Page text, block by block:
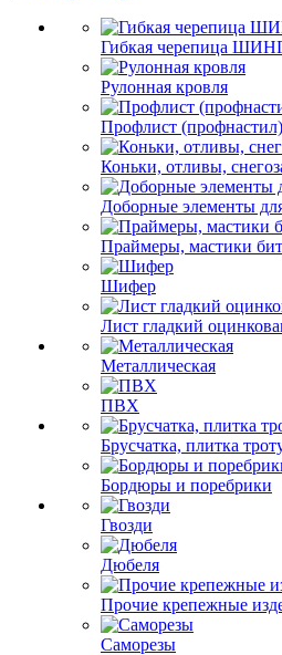
Гибкая черепица
Рулонная кровля
Профлист (профнастил)
Коньки, отливы,
Доборные элементы
Праймеры, мастики
Шифер
Лист гладкий
Металлическая
ПВХ
Брусчатка, плитка
Бордюры и поребрики
Гвозди
Дюбеля
Прочие крепежные
Саморезы